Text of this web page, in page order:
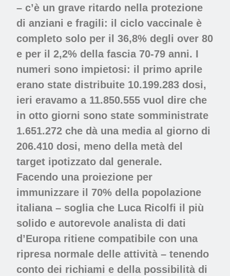
– c’è un grave ritardo nella protezione
di anziani e fragili: il ciclo vaccinale è
completo solo per il 36,8% degli over 80
e per il 2,2% della fascia 70-79 anni. I
numeri sono impietosi: il primo aprile
erano state distribuite 10.199.283 dosi,
ieri eravamo a 11.850.555 vuol dire che
in otto giorni sono state somministrate
1.651.272 che dà una media al giorno di
206.410 dosi, meno della metà del
target ipotizzato dal generale.
Facendo una proiezione per
immunizzare il 70% della popolazione
italiana – soglia che Luca Ricolfi il più
solido e autorevole analista di dati
d’Europa ritiene compatibile con una
ripresa normale delle attività – tenendo
conto dei richiami e della possibilità di